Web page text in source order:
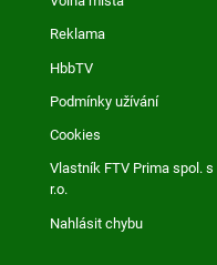
Reklama
HbbTV
Podmínky užívání
Cookies
Vlastník FTV Prima spol. s
r.o.
Nahlásit chybu